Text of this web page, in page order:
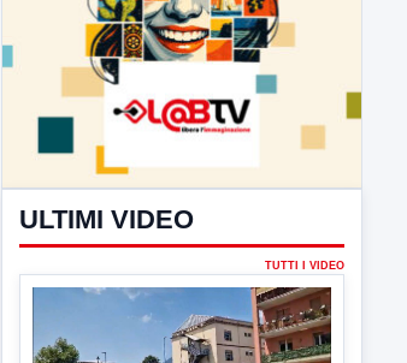
ULTIMI VIDEO
TUTTI I VIDEO